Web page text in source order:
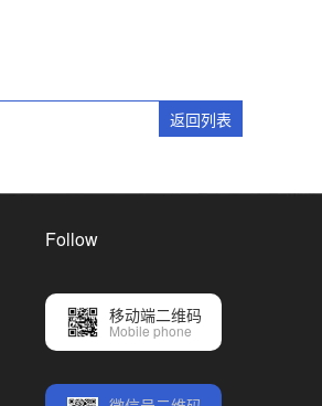
返回列表
Follow
移动端二维码
Mobile phone